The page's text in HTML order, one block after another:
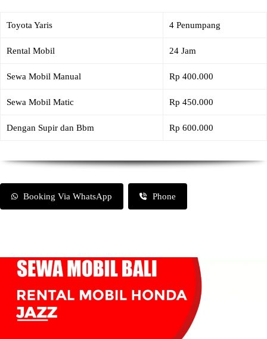
Toyota Yaris 4 Penumpang
Rental Mobil 24 Jam
Sewa Mobil Manual Rp 400.000
Sewa Mobil Matic Rp 450.000
Dengan Supir dan Bbm Rp 600.000
Booking Via WhatsApp Phone